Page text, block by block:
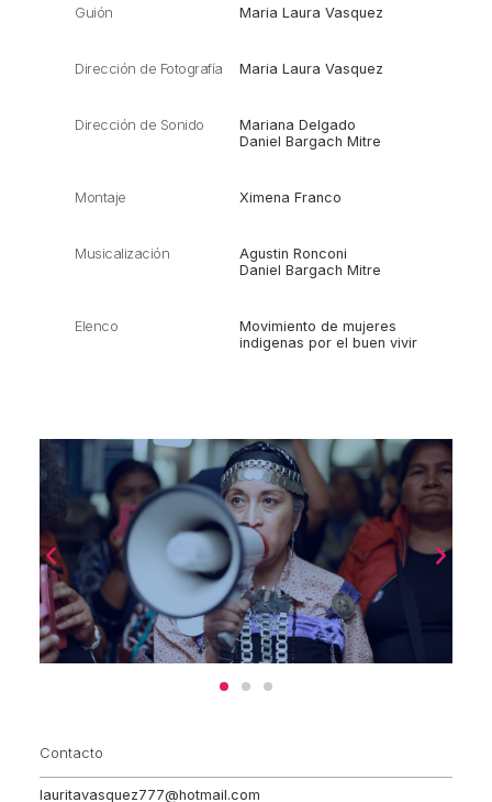
Guión Maria Laura Vasquez
Dirección de Fotografía Maria Laura Vasquez
Dirección de Sonido
Mariana Delgado
Daniel Bargach Mitre
Montaje Ximena Franco
Musicalización
Agustin Ronconi
Daniel Bargach Mitre
Elenco
Movimiento de mujeres
indigenas por el buen vivir
Contacto
lauritavasquez777@hotmail.com